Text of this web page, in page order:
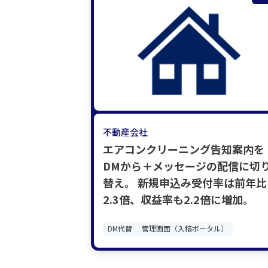
不動産会社
エアコンクリーニング告知案内を
DMから＋メッセージの配信に切
替え。 新規申込み受付率は前年比
2.3倍、収益率も2.2倍に増加。
DM代替 管理画面（入稿ポータル）